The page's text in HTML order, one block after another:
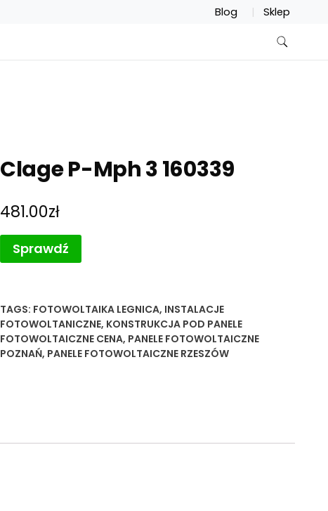
Blog Sklep
Clage P-Mph 3 160339
481.00zł
Sprawdź
TAGS: FOTOWOLTAIKA LEGNICA, INSTALACJE
FOTOWOLTANICZNE, KONSTRUKCJA POD PANELE
FOTOWOLTAICZNE CENA, PANELE FOTOWOLTAICZNE
POZNAŃ, PANELE FOTOWOLTAICZNE RZESZÓW